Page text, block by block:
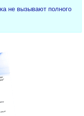
не вызывают полного